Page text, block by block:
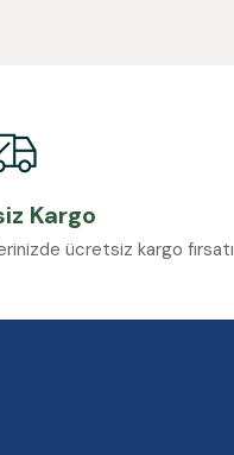
Kargo
ücretsiz kargo fırsatı